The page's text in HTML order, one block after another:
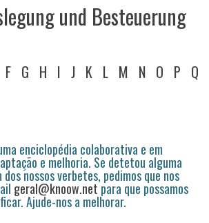
und Besteuerung
F G H I J K L M N O P Q
enciclopédia colaborativa e em
e melhoria. Se detetou alguma
nossos verbetes, pedimos que nos
geral@knoow.netpara que possamos
Ajude-nos a melhorar.